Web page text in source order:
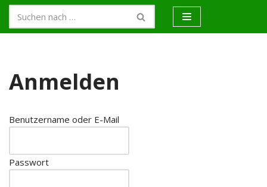
Zum
Anmelden
Benutzername oder E-Mail
Passwort